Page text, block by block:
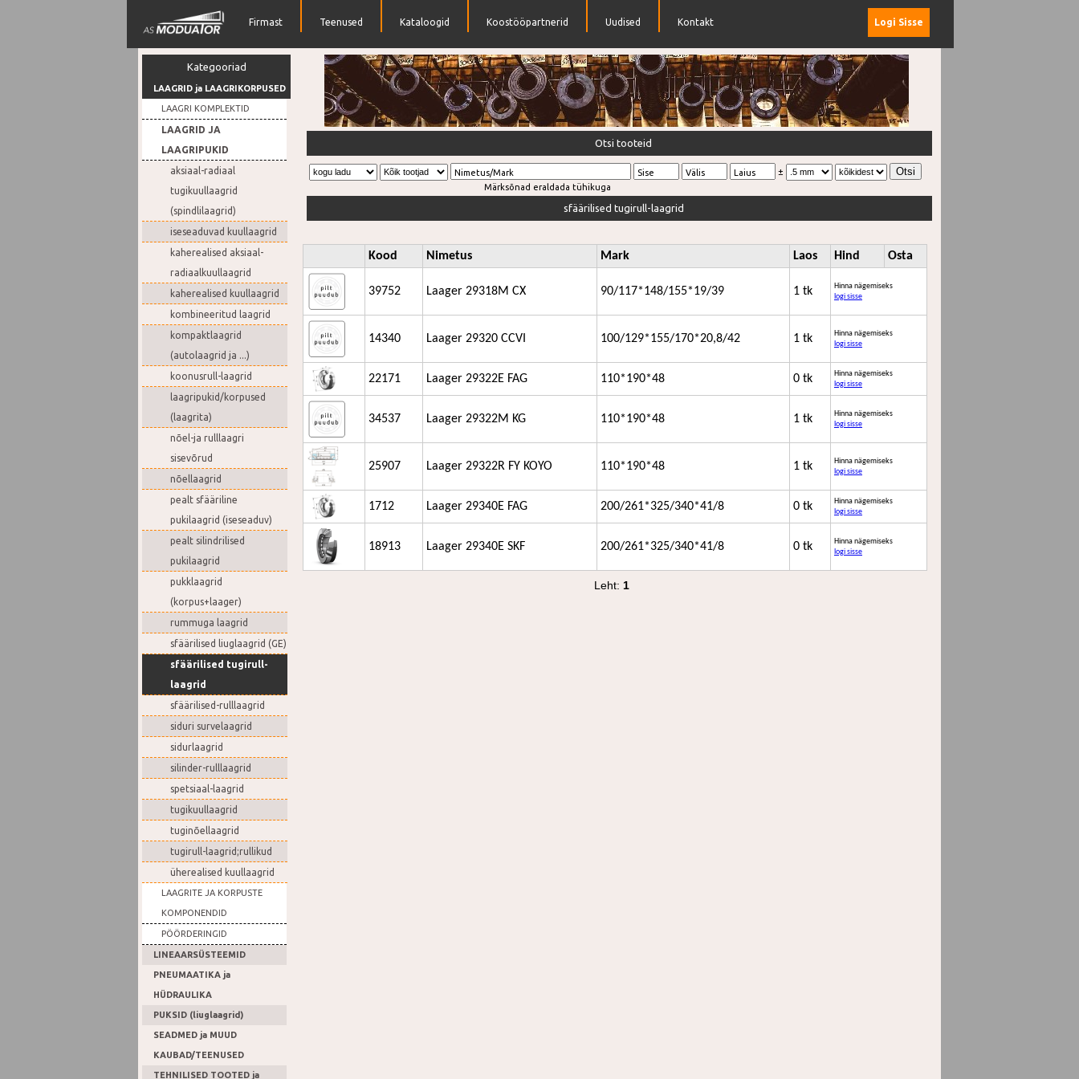
Firmast Teenused Kataloogid Koostööpartnerid Uudised Kontakt Logi Sisse
Kategooriad
LAAGRID ja LAAGRIKORPUSED
LAAGRI KOMPLEKTID
LAAGRID JA
LAAGRIPUKID
aksiaal-radiaal
tugikuullaagrid
(spindlilaagrid)
iseseaduvad kuullaagrid
kaherealised aksiaal-
radiaalkuullaagrid
kaherealised kuullaagrid
kombineeritud laagrid
kompaktlaagrid
(autolaagrid ja ...)
koonusrull-laagrid
laagripukid/korpused
(laagrita)
nõel-ja rulllaagri
sisevõrud
nõellaagrid
pealt sfääriline
pukilaagrid (iseseaduv)
pealt silindrilised
pukilaagrid
pukklaagrid
(korpus+laager)
rummuga laagrid
sfäärilised liuglaagrid (GE)
sfäärilised tugirull-
laagrid
sfäärilised-rulllaagrid
siduri survelaagrid
sidurlaagrid
silinder-rulllaagrid
spetsiaal-laagrid
tugikuullaagrid
tuginõellaagrid
tugirull-laagrid;rullikud
üherealised kuullaagrid
LAAGRITE JA KORPUSTE
KOMPONENDID
PÖÖRDERINGID
LINEAARSÜSTEEMID
PNEUMAATIKA ja
HÜDRAULIKA
PUKSID (liuglaagrid)
SEADMED ja MUUD
KAUBAD/TEENUSED
TEHNILISED TOOTED ja
Otsi tooteid
Nimetus/Mark Sise Välis Laius
±
Märksõnad eraldada tühikuga
sfäärilised tugirull-laagrid
Kood Nimetus Mark Laos Hind Osta
39752 Laager 29318M CX 90/117*148/155*19/39 1 tk
Hinna nägemiseks
logi sisse
14340 Laager 29320 CCVI 100/129*155/170*20,8/42 1 tk
Hinna nägemiseks
logi sisse
22171 Laager 29322E FAG 110*190*48 0 tk
Hinna nägemiseks
logi sisse
34537 Laager 29322M KG 110*190*48 1 tk
Hinna nägemiseks
logi sisse
25907 Laager 29322R FY KOYO 110*190*48 1 tk
Hinna nägemiseks
logi sisse
1712 Laager 29340E FAG 200/261*325/340*41/8 0 tk
Hinna nägemiseks
logi sisse
18913 Laager 29340E SKF 200/261*325/340*41/8 0 tk
Hinna nägemiseks
logi sisse
Leht: 1